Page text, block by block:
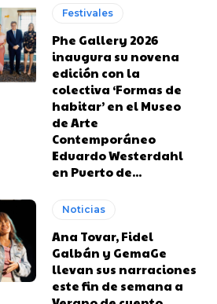
Festivales
Phe Gallery 2026
inaugura su novena
edición con la
colectiva ‘Formas de
habitar’ en el Museo
de Arte
Contemporáneo
Eduardo Westerdahl
en Puerto de...
Noticias
Ana Tovar, Fidel
Galbán y GemaGe
llevan sus narraciones
este fin de semana a